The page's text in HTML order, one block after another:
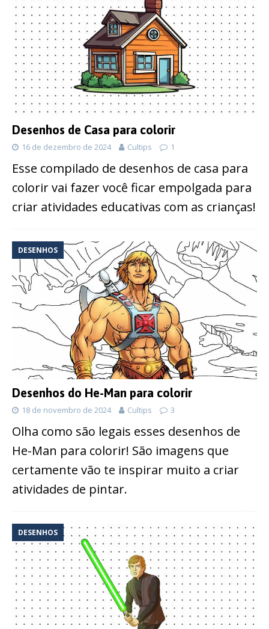
Desenhos de Casa para colorir
16 de dezembro de 2024 Cultips 1
Esse compilado de desenhos de casa para
colorir vai fazer você ficar empolgada para
criar atividades educativas com as crianças!
DESENHOS
Desenhos do He-Man para colorir
18 de novembro de 2024 Cultips 3
Olha como são legais esses desenhos de
He-Man para colorir! São imagens que
certamente vão te inspirar muito a criar
atividades de pintar.
DESENHOS